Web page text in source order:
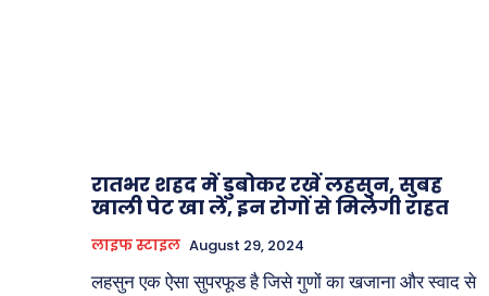
रातभर शहद में डुबोकर रखें लहसुन, सुबह
खाली पेट खा लें, इन रोगों से मिलेगी राहत
लाइफ स्टाइल August 29, 2024
लहसुन एक ऐसा सुपरफूड है जिसे गुणों का खजाना और स्वाद से